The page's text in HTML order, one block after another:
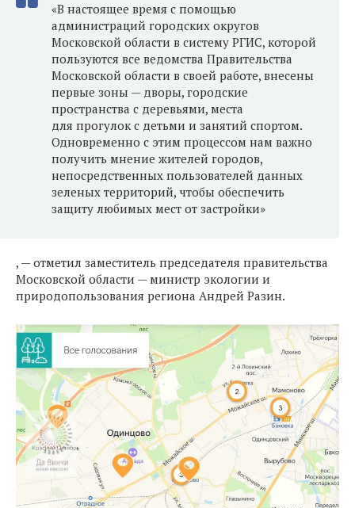
«В настоящее время с помощью
администраций городских округов
Московской области в систему РГИС, которой
пользуются все ведомства Правительства
Московской области в своей работе, внесены
первые зоны — дворы, городские
пространства с деревьями, места
для прогулок с детьми и занятий спортом.
Одновременно с этим процессом нам важно
получить мнение жителей городов,
непосредственных пользователей данных
зеленых территорий, чтобы обеспечить
защиту любимых мест от застройки»
, — отметил заместитель председателя правительства
Московской области — министр экологии и
природопользования региона Андрей Разин.